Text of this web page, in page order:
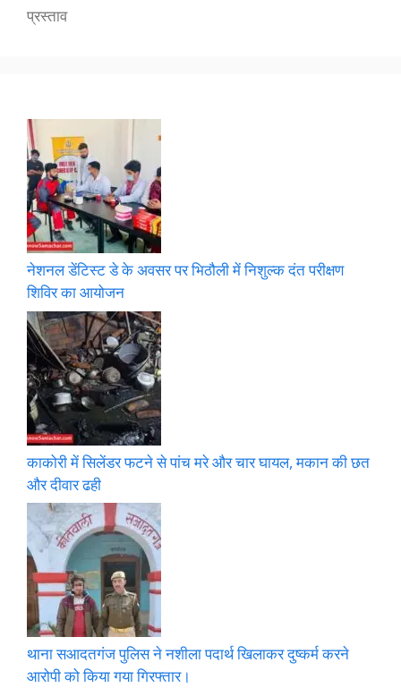
प्रस्ताव
नेशनल डेंटिस्ट डे के अवसर पर भिठौली में निशुल्क दंत परीक्षण
शिविर का आयोजन
काकोरी में सिलेंडर फटने से पांच मरे और चार घायल, मकान की छत
और दीवार ढही
थाना सआदतगंज पुलिस ने नशीला पदार्थ खिलाकर दुष्कर्म करने
आरोपी को किया गया गिरफ्तार।